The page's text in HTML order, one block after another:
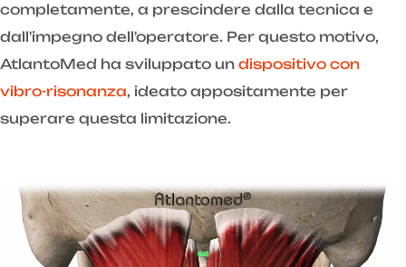
completamente, a prescindere dalla tecnica e
dall'impegno dell'operatore. Per questo motivo,
AtlantoMed ha sviluppato un dispositivo con
vibro-risonanza, ideato appositamente per
superare questa limitazione.